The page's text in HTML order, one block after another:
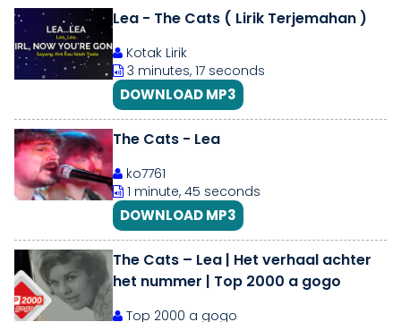
Lea - The Cats ( Lirik Terjemahan )
Kotak Lirik
3 minutes, 17 seconds
DOWNLOAD MP3
The Cats - Lea
ko7761
1 minute, 45 seconds
DOWNLOAD MP3
The Cats – Lea | Het verhaal achter
het nummer | Top 2000 a gogo
Top 2000 a gogo